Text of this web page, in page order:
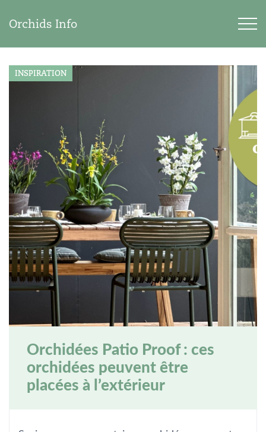
Orchids Info
INSPIRATION
Orchidées Patio Proof : ces
orchidées peuvent être
placées à l’extérieur